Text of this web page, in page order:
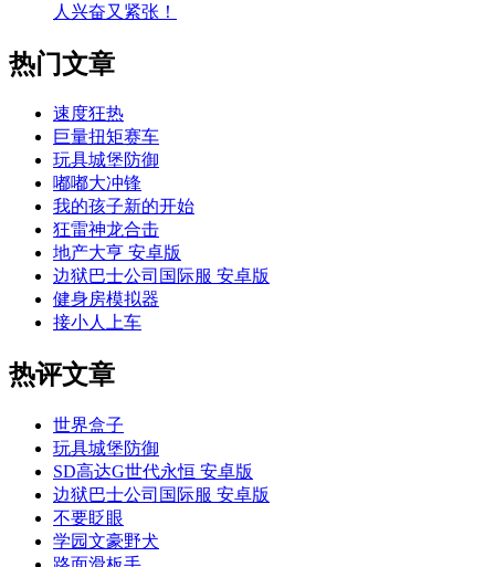
人兴奋又紧张！
热门文章
速度狂热
巨量扭矩赛车
玩具城堡防御
嘟嘟大冲锋
我的孩子新的开始
狂雷神龙合击
地产大亨 安卓版
边狱巴士公司国际服 安卓版
健身房模拟器
接小人上车
热评文章
世界盒子
玩具城堡防御
SD高达G世代永恒 安卓版
边狱巴士公司国际服 安卓版
不要眨眼
学园文豪野犬